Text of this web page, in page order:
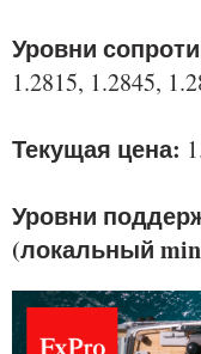
Уровни
1.2815, 1.2845,
Текущая цена:
Уровни
(локальный